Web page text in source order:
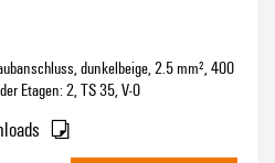
dunkelbeige, 2.5 mm², 400
Etagen: 2, TS 35, V-0